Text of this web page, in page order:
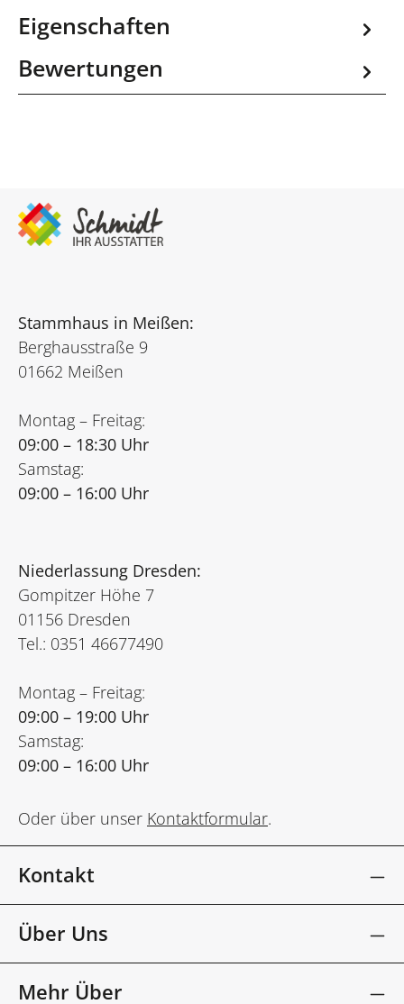
Eigenschaften
Bewertungen
Stammhaus in Meißen:
Berghausstraße 9
01662 Meißen
Montag – Freitag:
09:00 – 18:30 Uhr
Samstag:
09:00 – 16:00 Uhr
Niederlassung Dresden:
Gompitzer Höhe 7
01156 Dresden
Tel.: 0351 46677490
Montag – Freitag:
09:00 – 19:00 Uhr
Samstag:
09:00 – 16:00 Uhr
Oder über unser Kontaktformular.
Kontakt
Über Uns
Mehr Über